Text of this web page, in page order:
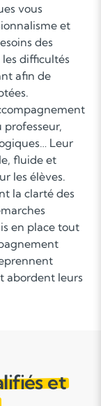
vous
et
des
difficultés
afin de
professeur,
Leur
fluide et
les élèves.
la clarté des
en place tout
abordent leurs
et